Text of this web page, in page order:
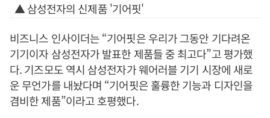
▲ 삼성전자의 신제품 '기어핏'
비즈니스 인사이더는 “기어핏은 우리가 그동안 기다려온
기기이자 삼성전자가 발표한 제품들 중 최고다”고 평가했
다. 기즈모도 역시 삼성전자가 웨어러블 기기 시장에 새로
운 무언가를 내놨다며 “기어핏은 훌륭한 기능과 디자인을
겸비한 제품”이라고 호평했다.